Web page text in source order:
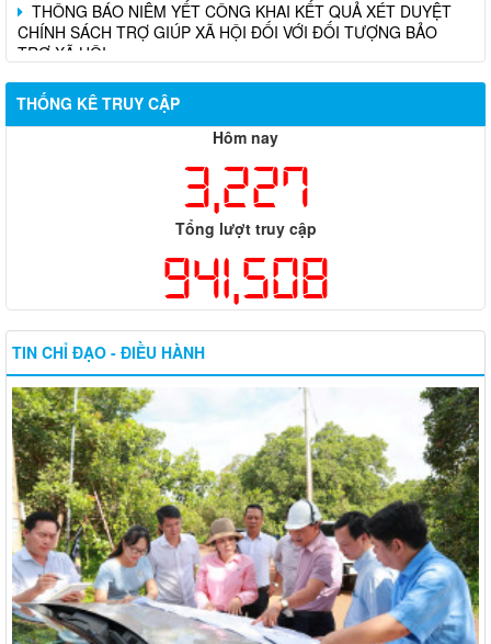
CHÍNH SÁCH TRỢ GIÚP XÃ HỘI ĐỐI VỚI ĐỐI TƯỢNG BẢO
TRỢ XÃ HỘI
THỐNG KÊ TRUY CẬP
Hôm nay
3,227
Tổng lượt truy cập
941,508
TIN CHỈ ĐẠO - ĐIỀU HÀNH